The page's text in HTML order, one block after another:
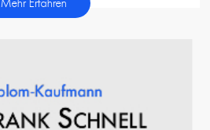
Mehr Erfahren